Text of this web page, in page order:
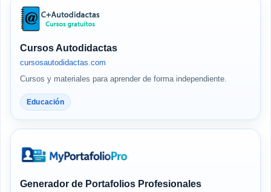
Cursos Autodidactas
cursosautodidactas.com
Cursos y materiales para aprender de forma independiente.
Educación
Generador de Portafolios Profesionales